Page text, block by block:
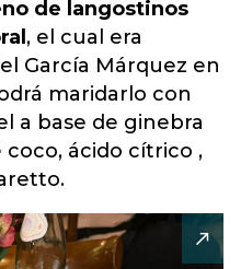
de langostinos
, el cual era
García Márquez en
maridarlo con
a base de ginebra
ácido cítrico ,